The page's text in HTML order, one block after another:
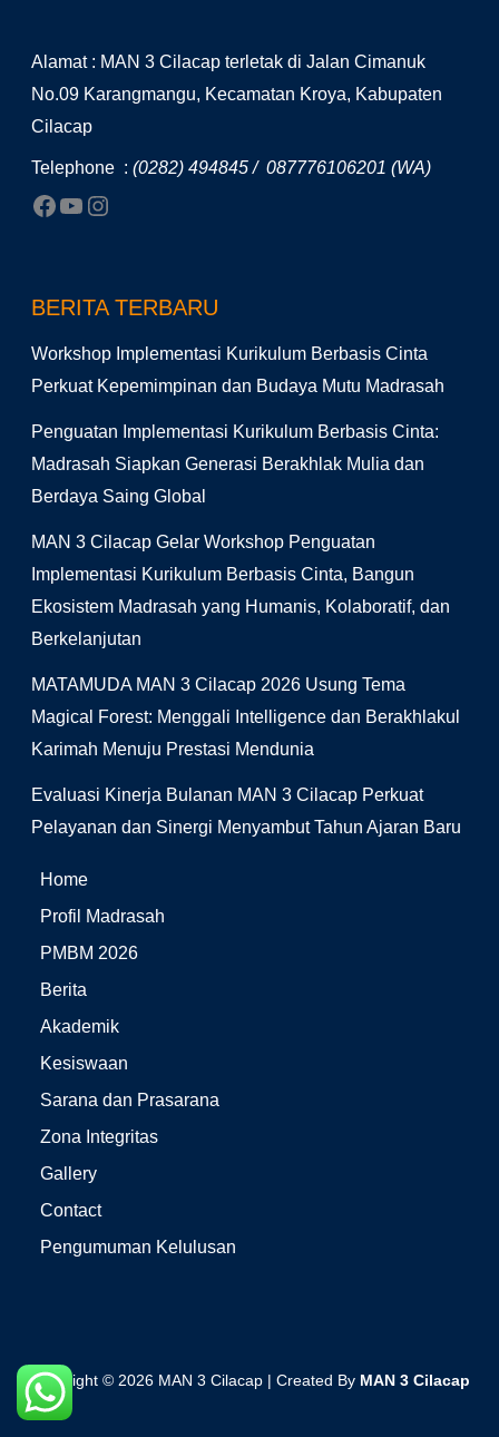
Alamat : MAN 3 Cilacap terletak di Jalan Cimanuk
No.09 Karangmangu, Kecamatan Kroya, Kabupaten
Cilacap
Telephone : (0282) 494845 / 087776106201 (WA)
BERITA TERBARU
Workshop Implementasi Kurikulum Berbasis Cinta
Perkuat Kepemimpinan dan Budaya Mutu Madrasah
Penguatan Implementasi Kurikulum Berbasis Cinta:
Madrasah Siapkan Generasi Berakhlak Mulia dan
Berdaya Saing Global
MAN 3 Cilacap Gelar Workshop Penguatan
Implementasi Kurikulum Berbasis Cinta, Bangun
Ekosistem Madrasah yang Humanis, Kolaboratif, dan
Berkelanjutan
MATAMUDA MAN 3 Cilacap 2026 Usung Tema
Magical Forest: Menggali Intelligence dan Berakhlakul
Karimah Menuju Prestasi Mendunia
Evaluasi Kinerja Bulanan MAN 3 Cilacap Perkuat
Pelayanan dan Sinergi Menyambut Tahun Ajaran Baru
Home
Profil Madrasah
PMBM 2026
Berita
Akademik
Kesiswaan
Sarana dan Prasarana
Zona Integritas
Gallery
Contact
Pengumuman Kelulusan
Copyright © 2026 MAN 3 Cilacap | Created By MAN 3 Cilacap